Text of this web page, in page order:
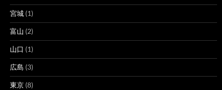
宮城 (1)
富山 (2)
山口 (1)
広島 (3)
東京 (8)